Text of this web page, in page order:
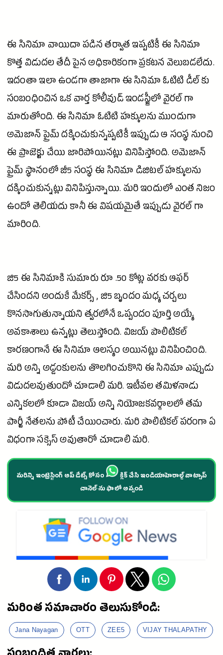
ఈ సినిమా వాయిదా పడిన తర్వాత ఇప్పటికీ ఈ సినిమా
కొత్త విడుదల తేదీ పైన అధికారికంగా ప్రకటన వెలుబడలేదు.
ఇదంతా ఇలా ఉండగా తాజాగా ఈసినిమాఓటిటి డీల్ కు
సంబంధించిన ఒక వార్త కోలీవుడ్ఇండస్ట్రీలో వైరల్ గా
మారుతోంది. ఈసినిమా ఓటిటి హక్కులను ముందుగా
అమెజాన్ ప్రైమ్ దక్కించుకున్నప్పటికీ ఇప్పుడు ఆ సంస్థ నుంచి
ఈ ప్రాజెక్టు చేయి జారిపోయినట్లు వినిపిస్తోంది. అమెజాన్
ప్రైమ్ స్థానంలో జీ5 సంస్థ ఈ సినిమా డిజిటల్ హక్కులను
దక్కించుకున్నట్లు వినిపిస్తున్నాయి. మరి ఇందులో ఎంత నిజం
ఉందో తెలియదు కానీ ఈ విషయమైతే ఇప్పుడు వైరల్ గా
మారింది.
జి5 ఈ సినిమాకి సుమారు రూ .50 కోట్ల వరకు ఆఫర్
చేసిందని అందుకే మేకర్స్ , జి5 బృందం మధ్య చర్చలు
కొనసాగుతున్నాయని త్వరలోనే ఒప్పందం పూర్తి అయ్యే
అవకాశాలు ఉన్నట్లు తెలుస్తోంది. విజయ్ పొలిటికల్
కారణంగానే ఈసినిమా ఆలస్యం అయినట్లు వినిపించింది.
మరి అన్ని అడ్డంకులను తొలగించుకొని ఈసినిమా ఎప్పుడు
విడుదలవుతుందో చూడాలి మరి. ఇటీవల తమిళనాడు
ఎన్నికలలో కూడా విజయ్ అన్ని నియోజకవర్గాలలో తమ
పార్టీనేతలను పోటీ చేయించారు. మరి పొలిటికల్ పరంగా ఏ
విధంగాసక్సెస్అవుతారో చూడాలి మరి.
మరిన్ని ఇంట్రెస్టింగ్ అప్ డేట్స్ కోసం
క్లిక్ చేసి ఇండియాహెరాల్డ్ వాట్సాప్
చానెల్·ను ఫాలో అవ్వండి
మరింత సమాచారం తెలుసుకోండి:
Jana Nayagan OTT ZEE5 VIJAY THALAPATHY